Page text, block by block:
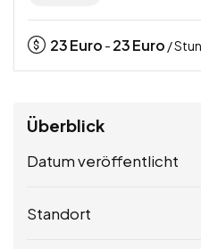
23Euro - 23Euro /
Überblick
Datum veröffentlicht
Standort